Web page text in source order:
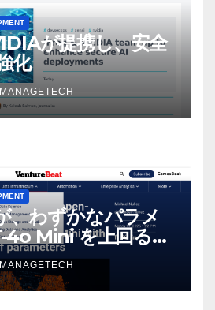
が提携し、安全
化
MANAGETECH
、わずかなパラメ
4o Mini を上回る新
ソース モデルをリ
MANAGETECH